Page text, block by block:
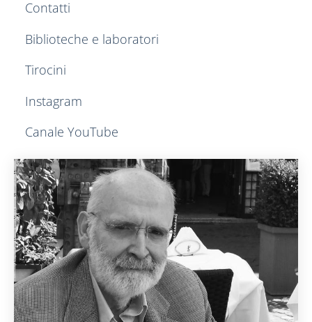
Contatti
Biblioteche e laboratori
Tirocini
Instagram
Canale YouTube